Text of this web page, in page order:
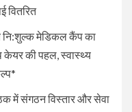
वितरित
नि:शुल्क मेडिकल कैंप का
की पहल, स्वास्थ्य
में संगठन विस्तार और सेवा